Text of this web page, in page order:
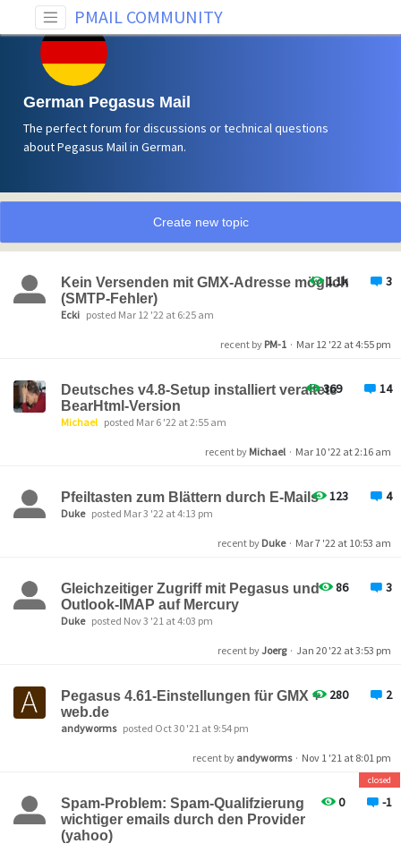
PMAIL COMMUNITY
German Pegasus Mail
The perfect forum for discussions or technical questions
about Pegasus Mail in German.
Create new topic
1.1k 3
Kein Versenden mit GMX-Adresse möglich
(SMTP-Fehler)
Ecki posted Mar 12 '22 at 6:25 am
recent by PM-1 · Mar 12 '22 at 4:55 pm
369 14
Deutsches v4.8-Setup installiert veraltete
BearHtml-Version
Michael posted Mar 6 '22 at 2:55 am
recent by Michael · Mar 10 '22 at 2:16 am
123 4
Pfeiltasten zum Blättern durch E-Mails
Duke posted Mar 3 '22 at 4:13 pm
recent by Duke· Mar 7 '22 at 10:53 am
86 3
Gleichzeitiger Zugriff mit Pegasus und
Outlook-IMAP auf Mercury
Duke posted Nov 3 '21 at 4:03 pm
recent byJoerg· Jan 20 '22 at 3:53 pm
280 2
Pegasus 4.61-Einstellungen für GMX +
web.de
andyworms posted Oct 30 '21 at 9:54 pm
recent by andyworms· Nov 1 '21 at 8:01 pm
0 -1
closed
Spam-Problem: Spam-Qualifzierung
wichtiger emails durch den Provider
(yahoo)